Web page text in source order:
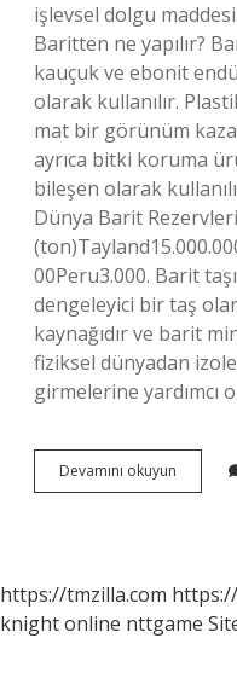
işlevsel dolgu
Baritten ne yapılır?
kauçuk ve ebonit
olarak kullanılır.
mat bir görünüm
ayrıca bitki koruma
bileşen olarak
Dünya Barit
00Peru3.000. Barit
dengeleyici bir taş
kaynağıdır ve barit
fiziksel dünyadan
girmelerine yardımcı
Devamını okuyun
Nasıl
https://tmzilla.com
knight online nttgame